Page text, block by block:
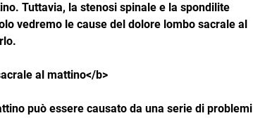
Tuttavia, la stenosi spinale e la spondilite
vedremo le cause del dolore lombo sacrale al
al mattino</b>
può essere causato da una serie di problemi